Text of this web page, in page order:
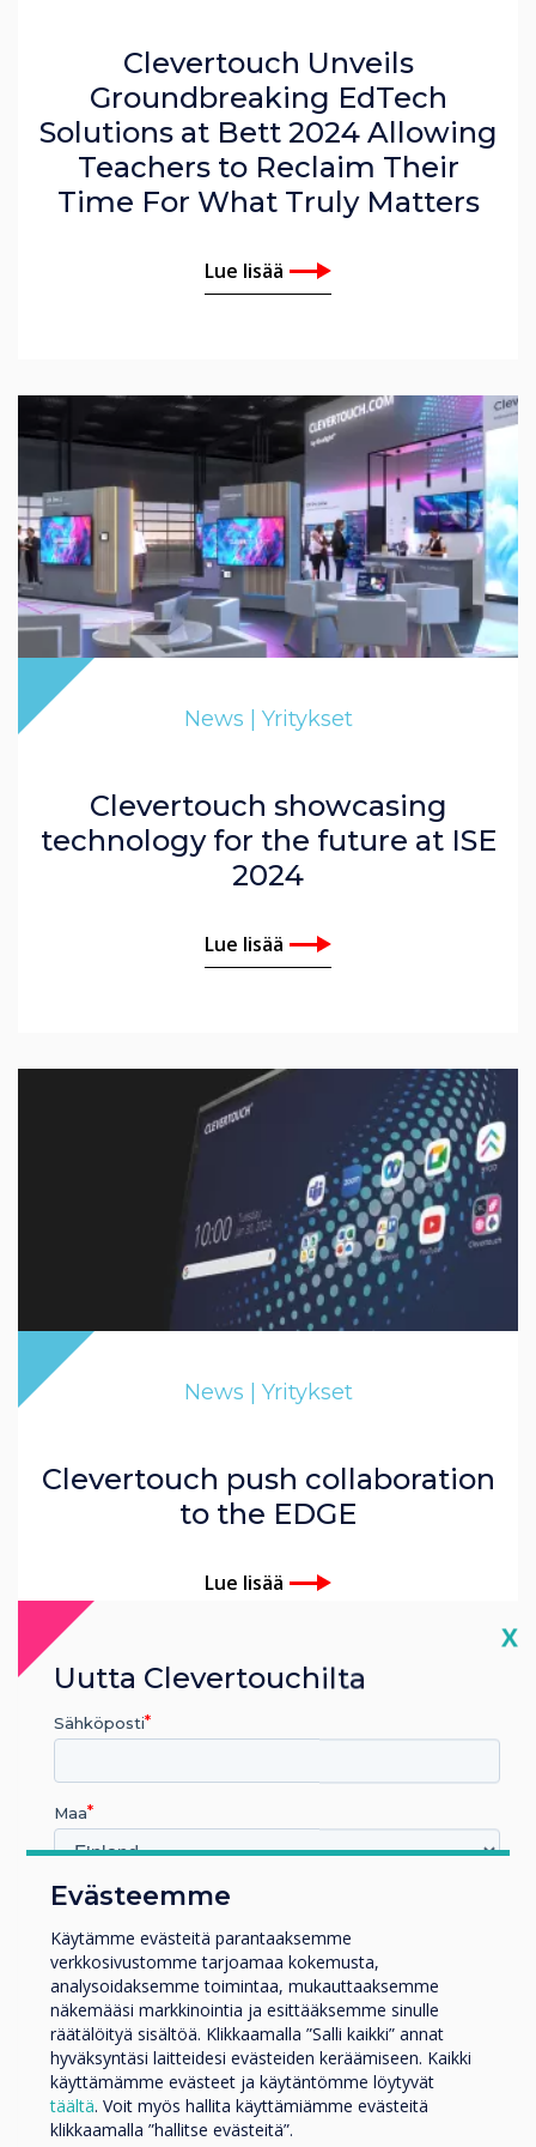
Clevertouch Unveils
Groundbreaking EdTech
Solutions at Bett 2024 Allowing
Teachers to Reclaim Their
Time For What Truly Matters
Lue lisää
News | Yritykset
Clevertouch showcasing
technology for the future at ISE
2024
Lue lisää
News | Yritykset
Clevertouch push collaboration
to the EDGE
Lue lisää
News | Trade
Clevertouch opens new central
Evästeemme
Käytämme evästeitä parantaaksemme
verkkosivustomme tarjoamaa kokemusta,
analysoidaksemme toimintaa, mukauttaaksemme
näkemääsi markkinointia ja esittääksemme sinulle
räätälöityä sisältöä. Klikkaamalla ”Salli kaikki” annat
hyväksyntäsi laitteidesi evästeiden keräämiseen. Kaikki
käyttämämme evästeet ja käytäntömme löytyvät
täältä. Voit myös hallita käyttämiämme evästeitä
klikkaamalla ”hallitse evästeitä”.
X
Uutta Clevertouchilta
Sähköposti
Maa
Millä toimialalla työskentelet
Koulutus
Yritys
Muut
Yrityksen nimi
Haluamme ottaa sinuun yhteyttä tuotteistamme ja
palveluistamme sähköpostitse, puhelimitse tai postitse.